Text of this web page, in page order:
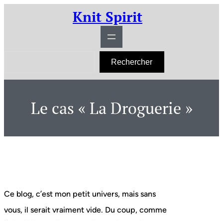
Knit Spirit
h
Rechercher
Le cas « La Droguerie »
Ce blog, c’est mon petit univers, mais sans
vous, il serait vraiment vide. Du coup, comme